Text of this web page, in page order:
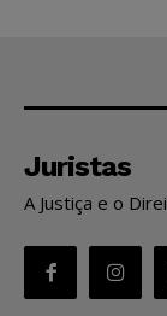
Juristas
A Justiça e o